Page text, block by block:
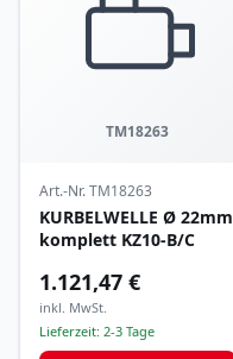
TM18263
Art.-Nr.TM18263
KURBELWELLE Ø 22mm
komplett KZ10-B/C
1.121,47 €
inkl. MwSt.
Lieferzeit: 2-3 Tage